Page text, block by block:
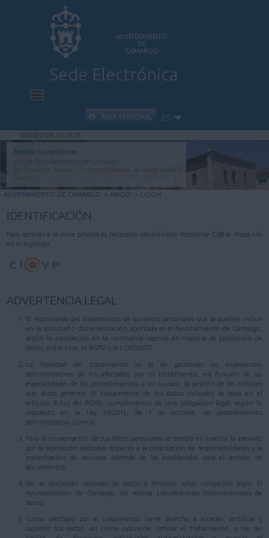
AYUNTAMIENTO
DE
CAMARGO
Sede Electrónica
INICIO
INFORMACIÓN PÚBLICA
CARPETA CIUDADANA
VALIDACIÓN DE DOCUMENTOS
AYUDA
ÁREA PERSONAL ES
08/08/2026 04:08:35
Realiza tus gestiones
con el Ayuntamiento de Camargo
AYUNTAMIENTO DE CAMARGO > INICIO > LOGIN
IDENTIFICACIÓN
Para acceder a la zona privada es necesario identificarse mediante Cl@ve. Haga clic
en el logotipo.
ADVERTENCIA LEGAL
El responsable del tratamiento de los datos personales que se puedan incluir
en la solicitud o documentación aportada es el Ayuntamiento de Camargo,
según lo establecido en la normativa vigente en materia de protección de
datos, entre otra, el RGPD y la LOPDGDD.
La finalidad del tratamiento es la de gestionar los expedientes
administrativos de los afectados por el tratamiento, en función de las
especialidades de los procedimientos y, en su caso, la gestión de los tributos
que éstos generen. El tratamiento de los datos incluidos se basa en el
artículo 6.1.c) del RGPD, cumplimiento de una obligación legal, según lo
dispuesto en la Ley 39/2015, de 1 de octubre, de procedimiento
administrativo común.
Para la conservación de sus datos personales se tendrá en cuenta lo previsto
por la legislación aplicable respecto a la prescripción de responsabilidades y la
presentación de recursos. Además de las establecidas para el archivo de
documentos.
No se realizarán cesiones de datos a terceros, salvo obligación legal. El
Ayuntamiento de Camargo no realiza transferencias internacionales de
datos.
Como afectado por el tratamiento tiene derecho a acceder, rectificar y
suprimir los datos, así como oponerse, limitar el tratamiento, a no ser